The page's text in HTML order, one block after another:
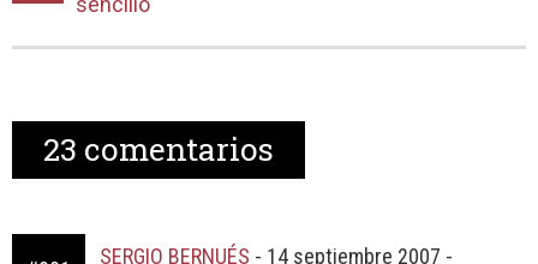
23 comentarios
SERGIO BERNUÉS - 14 septiembre 2007 -